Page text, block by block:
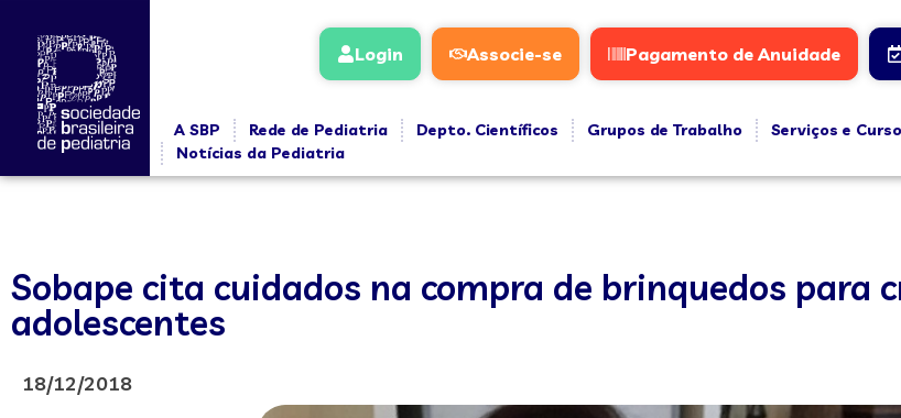
Login Associe-se Pagamento de Anuidade
A SBP Rede de Pediatria Depto. Científicos Grupos de Trabalho Serviços e
Notícias da Pediatria
Sobape cita cuidados na compra de brinquedos para
adolescentes
18/12/2018